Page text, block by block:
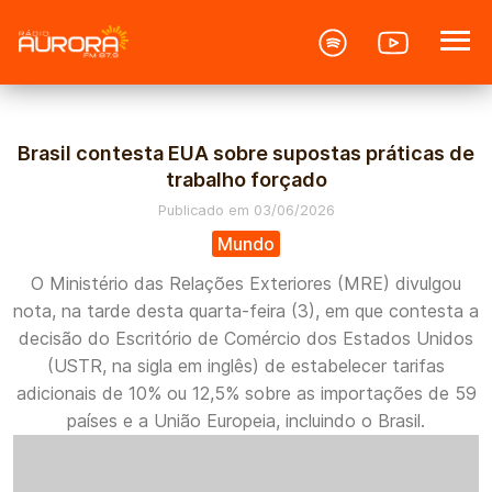
>file_path)) { ?>
Brasil contesta EUA sobre supostas práticas de
trabalho forçado
Publicado em 03/06/2026
Mundo
O Ministério das Relações Exteriores (MRE) divulgou
nota, na tarde desta quarta-feira (3), em que contesta a
decisão do Escritório de Comércio dos Estados Unidos
(USTR, na sigla em inglês) de estabelecer tarifas
adicionais de 10% ou 12,5% sobre as importações de 59
países e a União Europeia, incluindo o Brasil.